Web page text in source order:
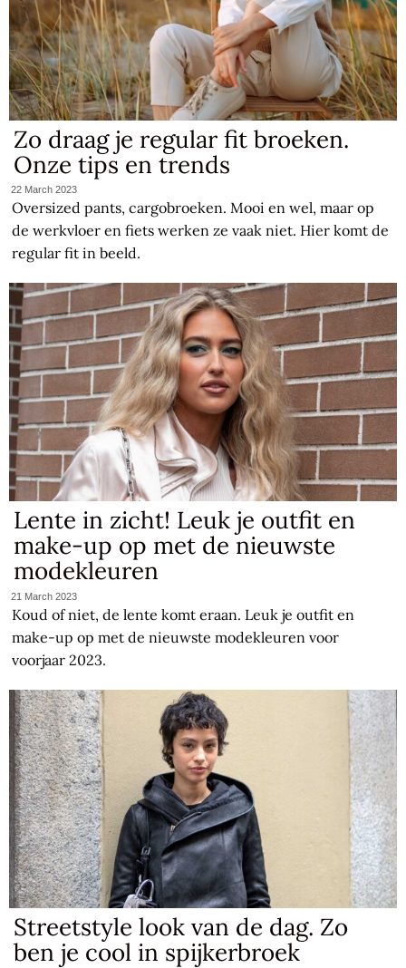
Zo draag je regular fit broeken.
Onze tips en trends
22 March 2023
Oversized pants, cargobroeken. Mooi en wel, maar op
de werkvloer en fiets werken ze vaak niet. Hier komt de
regular fit in beeld.
Lente in zicht! Leuk je outfit en
make-up op met de nieuwste
modekleuren
21 March 2023
Koud of niet, de lente komt eraan. Leuk je outfit en
make-up op met de nieuwste modekleuren voor
voorjaar 2023.
Streetstyle look van de dag. Zo
ben je cool in spijkerbroek